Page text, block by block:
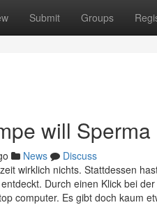
Submit Groups
will
News
Discuss
wirklich nichts. Stattdessen
Durch einen Klick bei
computer. Es gibt doch kaum